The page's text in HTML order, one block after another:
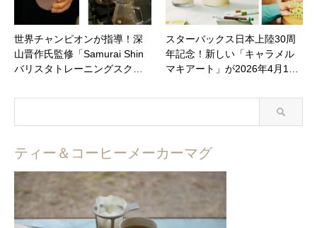
世界チャンピオンが指導！深
山晋作氏監修「Samurai Shin
バリスタトレーニングスク…
スターバックス日本上陸30周
年記念！新しい「キャラメル
マキアート」が2026年4月1…
ティー＆コーヒーメーカーマグ